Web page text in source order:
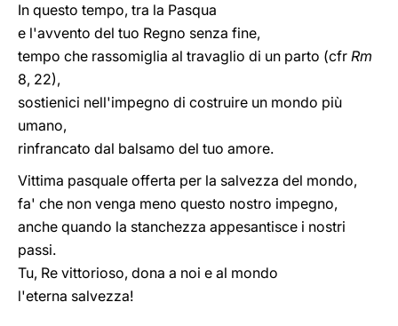
In questo tempo, tra la Pasqua
e l'avvento del tuo Regno senza fine,
tempo che rassomiglia al travaglio di un parto (cfr Rm
8, 22),
sostienici nell'impegno di costruire un mondo più
umano,
rinfrancato dal balsamo del tuo amore.
Vittima pasquale offerta per la salvezza del mondo,
fa' che non venga meno questo nostro impegno,
anche quando la stanchezza appesantisce i nostri
passi.
Tu, Re vittorioso, dona a noi e al mondo
l'eterna salvezza!